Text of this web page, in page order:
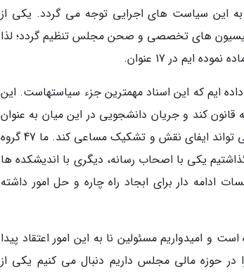
این سیاست های اجرایی توجه می گردد. یکی از
های تخصصی و صحن مجلس تنظیم گردد؛ لذا
ایم که این اسناد مهمترین جزء سیاستهاست. این
کند و جریان دانشجویی در این میان به عنوان
مکمل فکری و جریان دانشجویی ناظر بر امور و مطالبه گر از مسئولین می تواند ایفای نقش و تشکیک مساعی کند. ما 47 گروه
می پردازیم و 3نشست این میان گذاشتیم یکی با اصحاب رسانه، دیگری با اندیشکده ها
دار برای ابجاد راه چاره و حل امور داشته
و امیدواریم مسئولین نا به این امور اعتقاد پیدا
غلط به سایر امور دست بردارند. ما 5 رویکرد را در حوزه مالی مجلس داریم دنبال می کنیم یکی از